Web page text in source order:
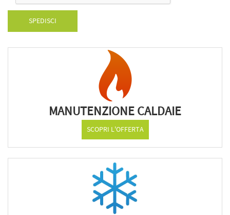
SPEDISCI
MANUTENZIONE CALDAIE
SCOPRI L'OFFERTA